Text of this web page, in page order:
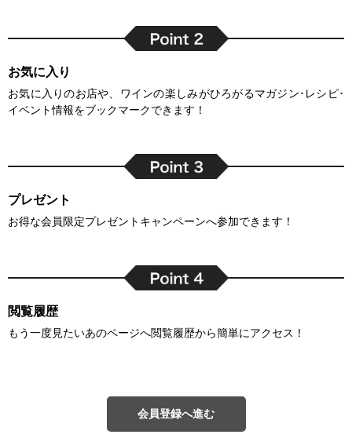
お気に入り
お気に入りのお店や、ワインの楽しみがひろがるマガジン･レシピ･
イベント情報をブックマークできます！
プレゼント
お得な会員限定プレゼントキャンペーンへ参加できます！
閲覧履歴
もう一度見たいあのページへ閲覧履歴から簡単にアクセス！
会員登録へ進む